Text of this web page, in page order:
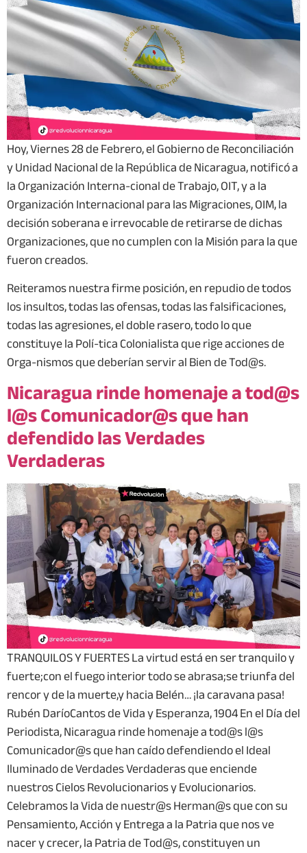
Hoy, Viernes 28 de Febrero, el Gobierno de Reconciliación
y Unidad Nacional de la República de Nicaragua, notificó a
la Organización Interna-cional de Trabajo, OIT, y a la
Organización Internacional para las Migraciones, OIM, la
decisión soberana e irrevocable de retirarse de dichas
Organizaciones, que no cumplen con la Misión para la que
fueron creados.
Reiteramos nuestra firme posición, en repudio de todos
los insultos, todas las ofensas, todas las falsificaciones,
todas las agresiones, el doble rasero, todo lo que
constituye la Polí-tica Colonialista que rige acciones de
Orga-nismos que deberían servir al Bien de Tod@s.
Nicaragua rinde homenaje a tod@s
l@s Comunicador@s que han
defendido las Verdades
Verdaderas
TRANQUILOS Y FUERTES La virtud está en ser tranquilo y
fuerte;con el fuego interior todo se abrasa;se triunfa del
rencor y de la muerte,y hacia Belén… ¡la caravana pasa!
Rubén DaríoCantos de Vida y Esperanza, 1904 En el Día del
Periodista, Nicaragua rinde homenaje a tod@s l@s
Comunicador@s que han caído defendiendo el Ideal
Iluminado de Verdades Verdaderas que enciende
nuestros Cielos Revolucionarios y Evolucionarios.
Celebramos la Vida de nuestr@s Herman@s que con su
Pensamiento, Acción y Entrega a la Patria que nos ve
nacer y crecer, la Patria de Tod@s, constituyen un